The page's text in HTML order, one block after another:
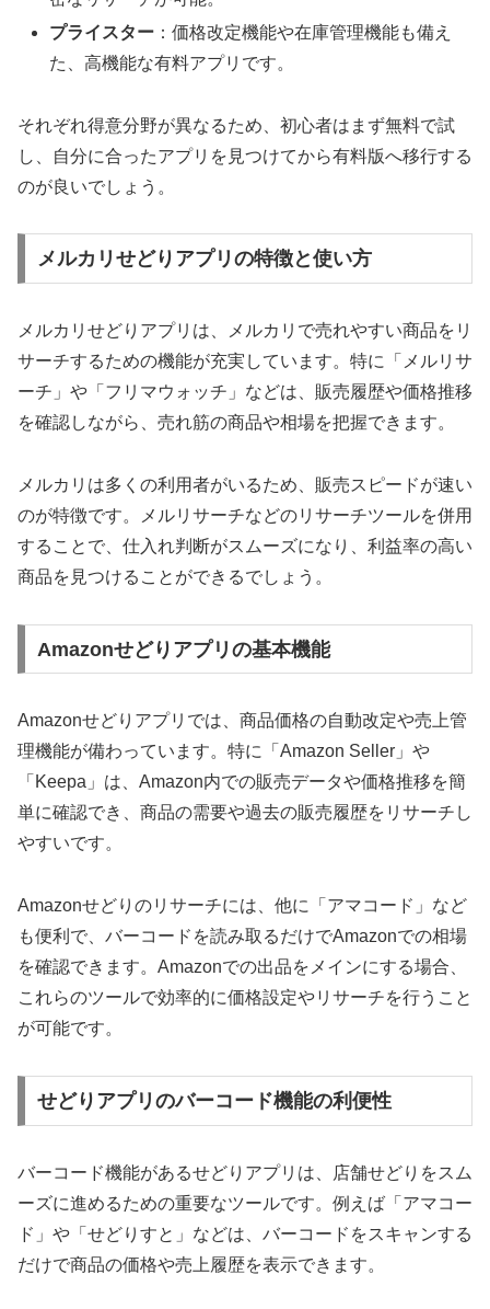
プライスター ：価格改定機能や在庫管理機能も備え
た、高機能な有料アプリです。
それぞれ得意分野が異なるため、初心者はまず無料で試
し、自分に合ったアプリを見つけてから有料版へ移行する
のが良いでしょう。
メルカリせどりアプリの特徴と使い方
メルカリせどりアプリは、メルカリで売れやすい商品をリ
サーチするための機能が充実しています。特に「メルリサ
ーチ」や「フリマウォッチ」などは、販売履歴や価格推移
を確認しながら、売れ筋の商品や相場を把握できます。
メルカリは多くの利用者がいるため、販売スピードが速い
のが特徴です。メルリサーチなどのリサーチツールを併用
することで、仕入れ判断がスムーズになり、利益率の高い
商品を見つけることができるでしょう。
Amazonせどりアプリの基本機能
Amazonせどりアプリでは、商品価格の自動改定や売上管
理機能が備わっています。特に「Amazon Seller」や
「Keepa」は、Amazon内での販売データや価格推移を簡
単に確認でき、商品の需要や過去の販売履歴をリサーチし
やすいです。
Amazonせどりのリサーチには、他に「アマコード」など
も便利で、バーコードを読み取るだけでAmazonでの相場
を確認できます。Amazonでの出品をメインにする場合、
これらのツールで効率的に価格設定やリサーチを行うこと
が可能です。
せどりアプリのバーコード機能の利便性
バーコード機能があるせどりアプリは、店舗せどりをスム
ーズに進めるための重要なツールです。例えば「アマコー
ド」や「せどりすと」などは、バーコードをスキャンする
だけで商品の価格や売上履歴を表示できます。